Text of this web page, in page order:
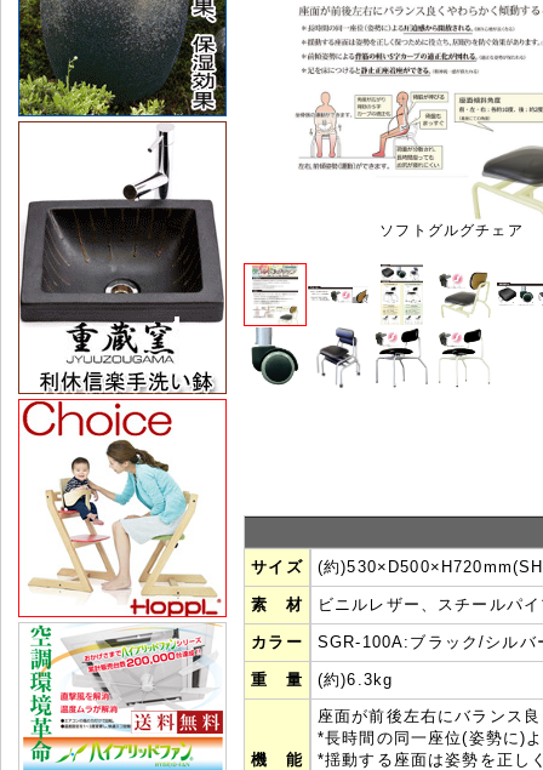
ソフトグルグチェア
サイズ (約
素 材 ビニルレザー、スチールパ
カラー SGR-100A:ブラック/シル
重 量 (約)6.3kg
機 能
座面が前後左右にバランス
*長時間の同一座位(姿勢に)
*揺動する座面は姿勢を正し